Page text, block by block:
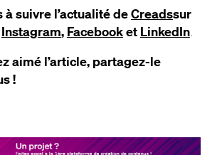
à suivre l’actualité deCreadssur
Instagram, Facebooket LinkedIn.
aimé l’article, partagez-le
!